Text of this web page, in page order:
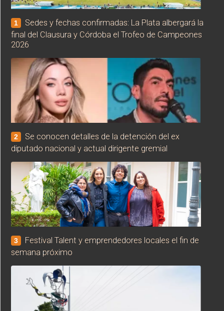
1
Sedes y fechas confirmadas: La Plata albergará la
final del Clausura y Córdoba el Trofeo de Campeones
2026
2
Se conocen detalles de la detención del ex
diputado nacional y actual dirigente gremial
3
Festival Talent y emprendedores locales el fin de
semana próximo